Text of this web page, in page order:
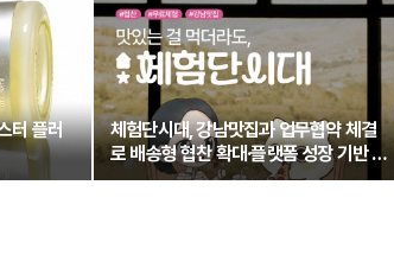
터 플러
체험단시대, 강남맛집과 업무협약 체결
로 배송형 협찬 확대·플랫폼 성장 기반 강
화